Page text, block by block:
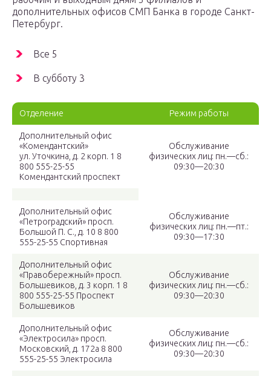
дополнительных офисов СМП Банка в городе Санкт-
Петербург.
Все 5
В субботу 3
Отделение Режим работы
Дополнительный офис
«Комендантский»
ул. Уточкина, д. 2 корп. 1 8
800 555-25-55
Комендантский проспект
Обслуживание
физических лиц: пн.—сб.:
09:30—20:30
Дополнительный офис
«Петроградский» просп.
Большой П. С., д. 10 8 800
555-25-55 Спортивная
Обслуживание
физических лиц: пн.—пт.:
09:30—17:30
Дополнительный офис
«Правобережный» просп.
Большевиков, д. 3 корп. 1 8
800 555-25-55 Проспект
Большевиков
Обслуживание
физических лиц: пн.—сб.:
09:30—20:30
Дополнительный офис
«Электросила» просп.
Московский, д. 172а 8 800
555-25-55 Электросила
Обслуживание
физических лиц: пн.—сб.:
09:30—20:30